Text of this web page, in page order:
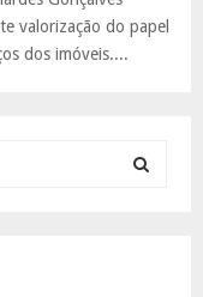
valorização do papel
dos imóveis....